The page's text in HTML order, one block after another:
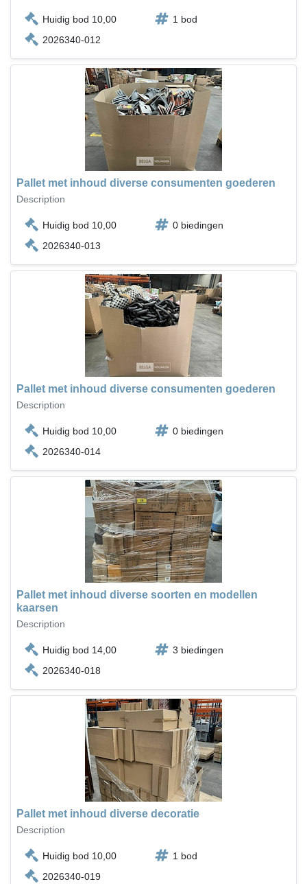
Huidig bod 10,00
1 bod
2026340-012
Pallet met inhoud diverse consumenten goederen
Description
Huidig bod 10,00
0 biedingen
2026340-013
Pallet met inhoud diverse consumenten goederen
Description
Huidig bod 10,00
0 biedingen
2026340-014
Pallet met inhoud diverse soorten en modellen
kaarsen
Description
Huidig bod 14,00
3 biedingen
2026340-018
Pallet met inhoud diverse decoratie
Description
Huidig bod 10,00
1 bod
2026340-019